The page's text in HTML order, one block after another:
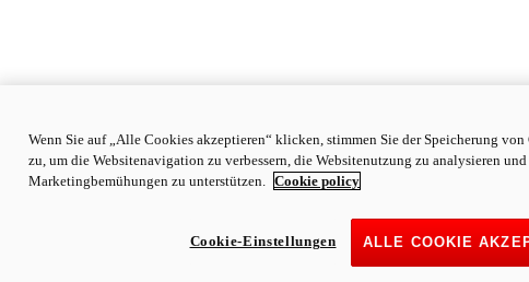
Wenn Sie auf „Alle Cookies akzeptieren“ klicken, stimmen Sie der Speicherung von
zu, um die Websitenavigation zu verbessern, die Websitenutzung zu analysieren und
Marketingbemühungen zu unterstützen. Cookie policy
ALLE COOKIE
Cookie-Einstellungen